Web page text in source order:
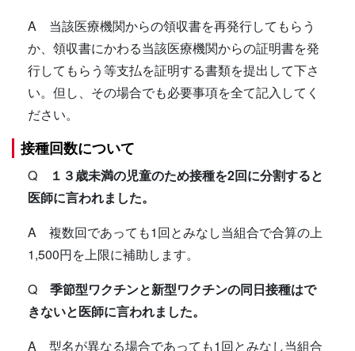
A 当該医療機関からの領収書を再発行してもらう
か、領収書にかわる当該医療機関からの証明書を発
行してもらう等支払を証明する書類を提出して下さ
い。但し、その場合でも必要事項を全て記入してく
ださい。
接種回数について
Q
１３歳未満の児童のため接種を2回に分割すると
医師に言われました。
A 複数回であっても1回とみなし当組合で合算の上
1,500円を上限に補助します。
Q 季節型ワクチンと新型ワクチンの同日接種はで
きないと医師に言われました。
A 型名が異なる場合であっても1回とみなし当組合